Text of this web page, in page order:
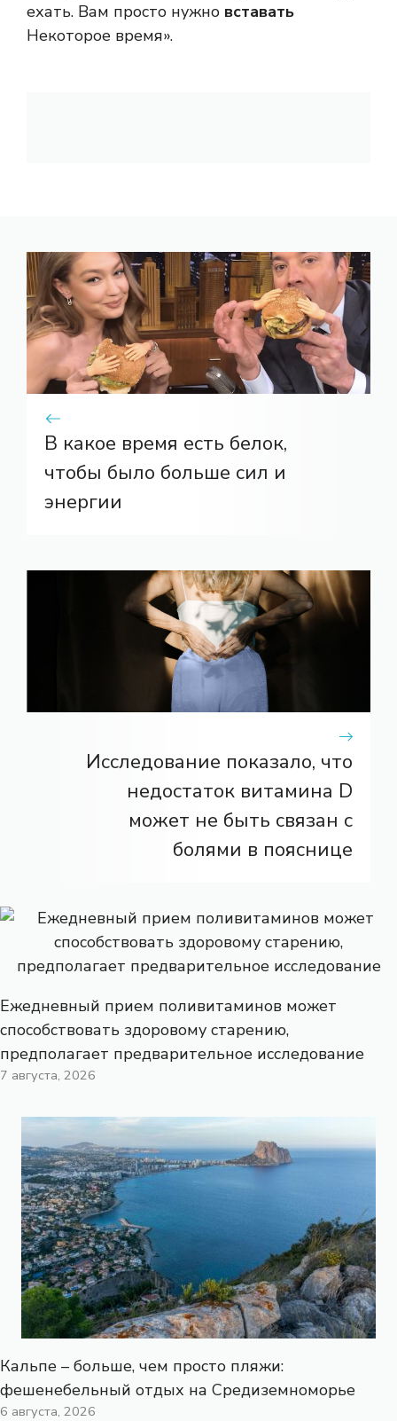
ехать. Вам просто нужно вставать
Некоторое время».
В какое время есть белок,
чтобы было больше сил и
энергии
Исследование показало, что
недостаток витамина D
может не быть связан с
болями в пояснице
Ежедневный прием поливитаминов может
способствовать здоровому старению,
предполагает предварительное исследование
7 августа, 2026
Кальпе – больше, чем просто пляжи:
фешенебельный отдых на Средиземноморье
6 августа, 2026